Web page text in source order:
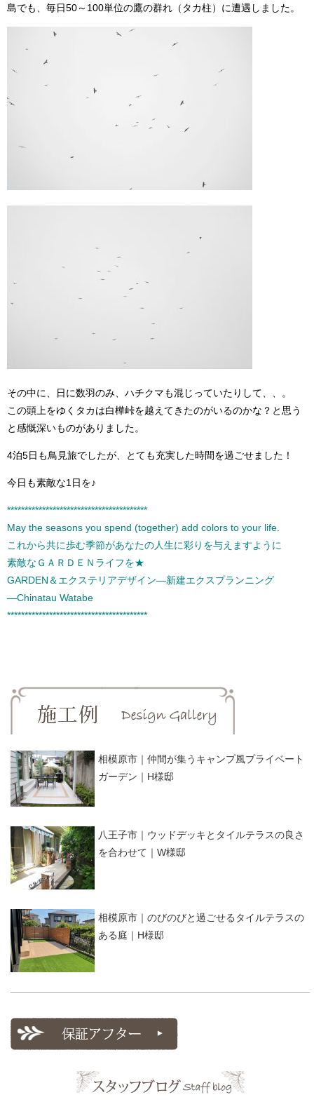
島でも、毎日50～100単位の鷹の群れ（タカ柱）に遭遇しました。
その中に、日に数羽のみ、ハチクマも混じっていたりして、、。
この頭上をゆくタカは白樺峠を越えてきたのがいるのかな？と思う
と感慨深いものがありました。
4泊5日も鳥見旅でしたが、とても充実した時間を過ごせました！
今日も素敵な1日を♪
****************************************
May the seasons you spend (together) add colors to your life.
これから共に歩む季節があなたの人生に彩りを与えますように
素敵なＧＡＲＤＥＮライフを★
GARDEN＆エクステリアデザイン―新建エクスプランニング
―Chinatau Watabe
****************************************
相模原市｜仲間が集うキャンプ風プライベート
ガーデン｜H様邸
八王子市｜ウッドデッキとタイルテラスの良さ
を合わせて｜W様邸
相模原市｜のびのびと過ごせるタイルテラスの
ある庭｜H様邸